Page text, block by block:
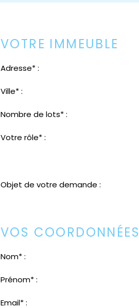
VOTRE IMMEUBLE
Adresse* :
Ville* :
Nombre de lots* :
Votre rôle* :
Objet de votre demande :
VOS COORDONNÉES
Nom* :
Prénom* :
Email* :